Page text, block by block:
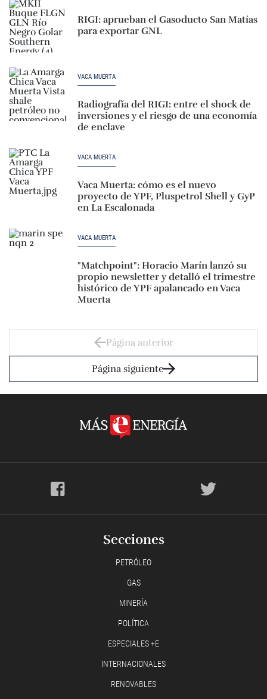
RIGI: aprueban el Gasoducto San Matías
para exportar GNL
VACA MUERTA
Radiografía del RIGI: entre el shock de
inversiones y el riesgo de una economía
de enclave
VACA MUERTA
Vaca Muerta: cómo es el nuevo
proyecto de YPF, Pluspetrol Shell y GyP
en La Escalonada
VACA MUERTA
"Matchpoint": Horacio Marín lanzó su
propio newsletter y detalló el trimestre
histórico de YPF apalancado en Vaca
Muerta
Página anterior
Página siguiente
Secciones
PETRÓLEO
GAS
MINERÍA
POLÍTICA
ESPECIALES +E
INTERNACIONALES
RENOVABLES